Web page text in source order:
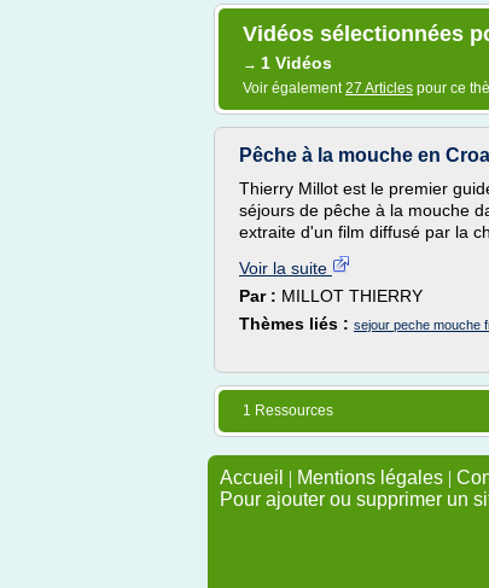
Vidéos sélectionnées
→ 1 Vidéos
Voir également27 Articles pour ce
Pêche à la mouche en
Thierry Millot est le premier
séjours de pêche à la mouche
extraite d'un film diffusé par la
Voir la suite
Par : MILLOT THIERRY
Thèmes liés : sejour peche mouche
1 Ressources
Accueil | Mentions légales |
Pour ajouter ou supprimer un